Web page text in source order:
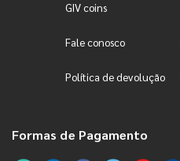
GIV coins
Fale conosco
Política de devolução
Formas de Pagamento